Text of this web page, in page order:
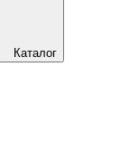
Каталог